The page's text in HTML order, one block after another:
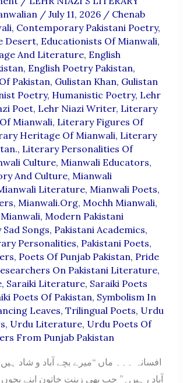
/ July 11, 2026 / Chenab
, Contemporary Pakistani Poetry,
Desert, Educationists Of Mianwali,
And Literature, English
, English Poetry Pakistan,
Pakistan, Gulistan Khan, Gulistan
Poetry, Humanistic Poetry, Lehr
Poet, Lehr Niazi Writer, Literary
Mianwali, Literary Figures Of
Heritage Of Mianwali, Literary
, Literary Personalities Of
Culture, Mianwali Educators,
And Culture, Mianwali
Literature, Mianwali Poets,
, Mianwali.org, Mochh Mianwali,
, Modern Pakistani
Sad Songs, Pakistani Academics,
Personalities, Pakistani Poets,
, Poets Of Punjab Pakistan, Pride
On Pakistani Literature,
, Saraiki Literature, Saraiki Poets
Poets Of Pakistan, Symbolism In
Leaves, Trilingual Poets, Urdu
, Urdu Literature, Urdu Poets Of
From Punjab Pakistan
افسانہ ۔۔۔ ماں “میرے بچے آباد و شاد
آباد رہیں۔” جب بھی زینت خاتون اپنے